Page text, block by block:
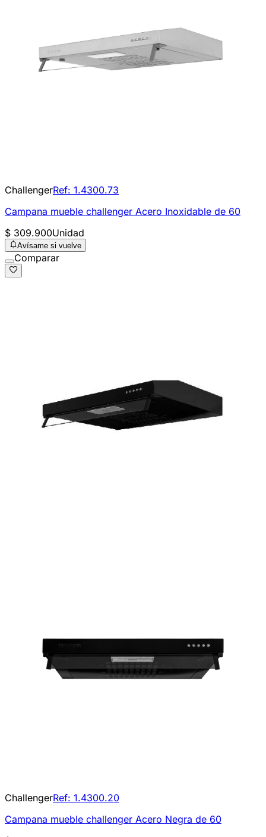
ChallengerRef: 1.4300.73
Campana mueble challenger Acero Inoxidable de 60
$ 309.900Unidad
Avísame si vuelve
Comparar
ChallengerRef: 1.4300.20
Campana mueble challenger Acero Negra de 60